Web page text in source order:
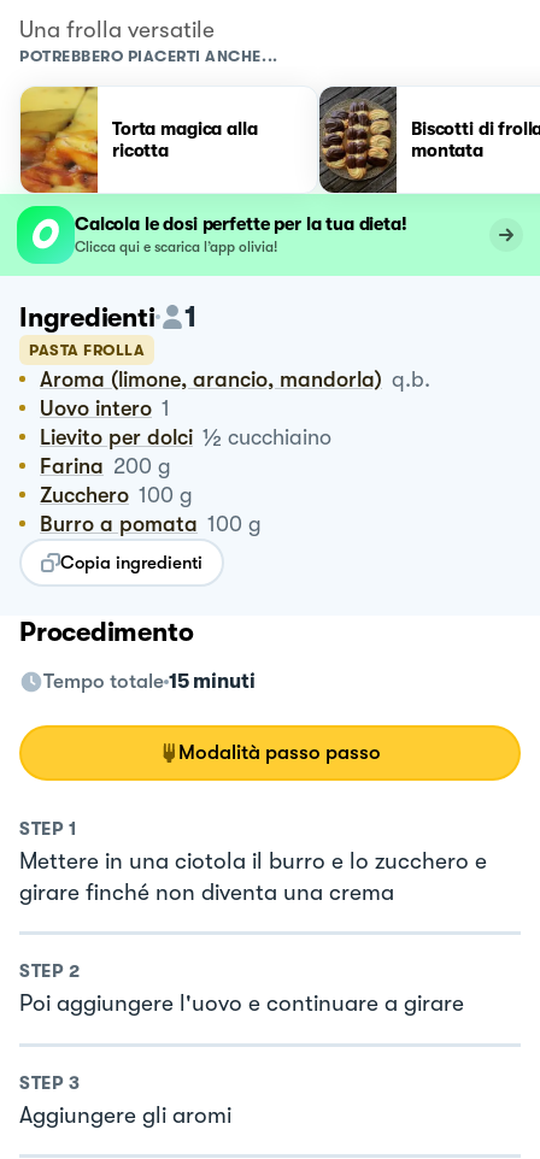
Una frolla versatile
POTREBBERO PIACERTI ANCHE...
Torta magica alla
ricotta
Biscotti di
montata
Calcola le dosi perfette per la tua dieta!
Clicca qui e scarica l’app olivia!
Ingredienti 1
PASTA FROLLA
Aroma (limone, arancio, mandorla) q.b.
Uovo intero 1
Lievito per dolci ½ cucchiaino
Farina 200 g
Zucchero 100 g
Burro a pomata 100 g
Copia ingredienti
Procedimento
Tempo totale 15 minuti
Modalità passo passo
STEP 1
Mettere in una ciotola il burro e lo zucchero e
girare finché non diventa una crema
STEP 2
Poi aggiungere l'uovo e continuare a girare
STEP 3
Aggiungere gli aromi